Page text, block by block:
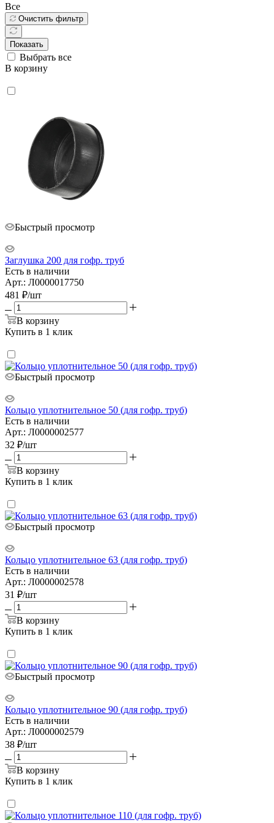
Все
Очистить фильтр
Показать
Выбрать все
В корзину
Быстрый просмотр
Заглушка 200 для гофр. труб
Есть в наличии
Арт.: Л0000017750
481 ₽/шт
В корзину
Купить в 1 клик
Быстрый просмотр
Кольцо уплотнительное 50 (для гофр. труб)
Есть в наличии
Арт.: Л0000002577
32 ₽/шт
В корзину
Купить в 1 клик
Быстрый просмотр
Кольцо уплотнительное 63 (для гофр. труб)
Есть в наличии
Арт.: Л0000002578
31 ₽/шт
В корзину
Купить в 1 клик
Быстрый просмотр
Кольцо уплотнительное 90 (для гофр. труб)
Есть в наличии
Арт.: Л0000002579
38 ₽/шт
В корзину
Купить в 1 клик